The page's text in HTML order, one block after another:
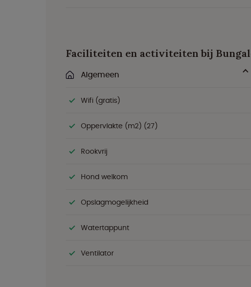
Faciliteiten en activiteiten bij
Algemeen
Wifi (gratis)
Oppervlakte (m2) (27)
Rookvrij
Hond welkom
Opslagmogelijkheid
Watertappunt
Ventilator